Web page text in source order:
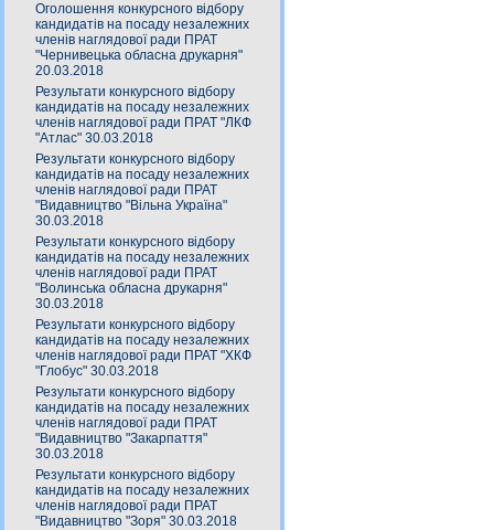
Оголошення конкурсного відбору
кандидатів на посаду незалежних
членів наглядової ради ПРАТ
"Чернивецька обласна друкарня"
20.03.2018
Результати конкурсного відбору
кандидатів на посаду незалежних
членів наглядової ради ПРАТ "ЛКФ
"Атлас" 30.03.2018
Результати конкурсного відбору
кандидатів на посаду незалежних
членів наглядової ради ПРАТ
"Видавництво "Вільна Україна"
30.03.2018
Результати конкурсного відбору
кандидатів на посаду незалежних
членів наглядової ради ПРАТ
"Волинська обласна друкарня"
30.03.2018
Результати конкурсного відбору
кандидатів на посаду незалежних
членів наглядової ради ПРАТ "ХКФ
"Глобус" 30.03.2018
Результати конкурсного відбору
кандидатів на посаду незалежних
членів наглядової ради ПРАТ
"Видавництво "Закарпаття"
30.03.2018
Результати конкурсного відбору
кандидатів на посаду незалежних
членів наглядової ради ПРАТ
"Видавництво "Зоря" 30.03.2018